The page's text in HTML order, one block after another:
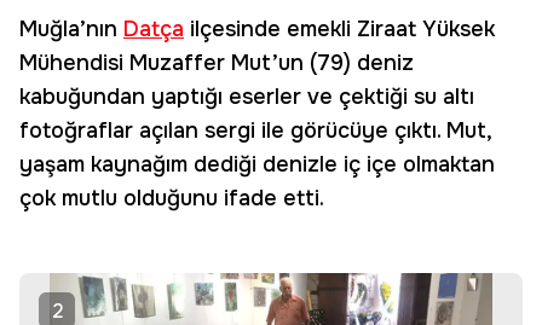
Muğla’nın Datça ilçesinde emekli Ziraat Yüksek
Mühendisi Muzaffer Mut’un (79) deniz
kabuğundan yaptığı eserler ve çektiği su altı
fotoğraflar açılan sergi ile görücüye çıktı. Mut,
yaşam kaynağım dediği denizle iç içe olmaktan
çok mutlu olduğunu ifade etti.
2